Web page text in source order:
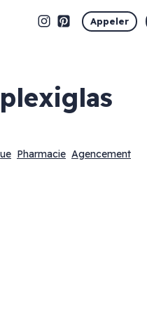
Appeler
Pharmacie Agencement